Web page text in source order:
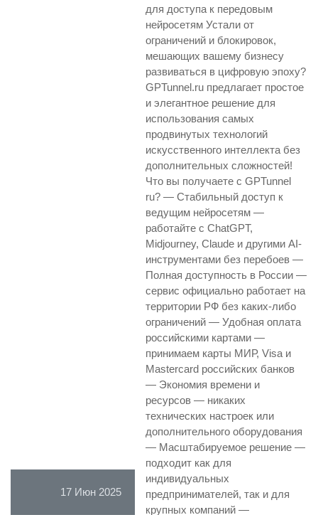
17 Июн 2025
для доступа к передовым
нейросетям Устали от
ограничений и блокировок,
мешающих вашему бизнесу
развиваться в цифровую эпоху?
GPTunnel.ru предлагает простое
и элегантное решение для
использования самых
продвинутых технологий
искусственного интеллекта без
дополнительных сложностей!
Что вы получаете с GPTunnel
ru? — Стабильный доступ к
ведущим нейросетям —
работайте с ChatGPT,
Midjourney, Claude и другими AI-
инструментами без перебоев —
Полная доступность в России —
сервис официально работает на
территории РФ без каких-либо
ограничений — Удобная оплата
российскими картами —
принимаем карты МИР, Visa и
Mastercard российских банков
— Экономия времени и
ресурсов — никаких
технических настроек или
дополнительного оборудования
— Масштабируемое решение —
подходит как для
индивидуальных
предпринимателей, так и для
крупных компаний —